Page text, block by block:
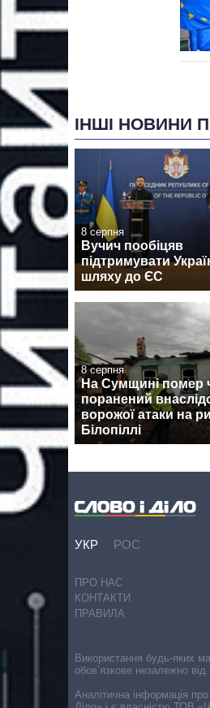
ІНШІ НОВИНИ
8 серпня
Вучич пообіцяв
підтримувати
шляху до ЄС
8 серпня
На Сумщині помер
поранений
ворожої атаки на
Білопіллі
УКР РОС
ПРО НАС
КОНТАКТИ
ПРАВИЛА
Використання будь-яких
обов’язкове незалежно від
Аналітична інформація